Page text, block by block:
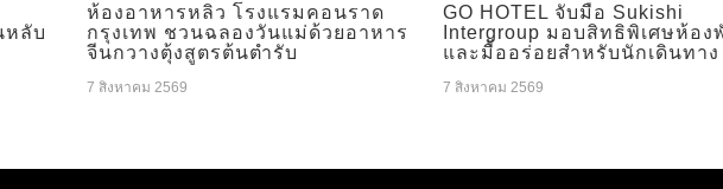
หลับ
ห้องอาหารหลิว โรงแรมคอนราด
กรุงเทพ ชวนฉลองวันแม่ด้วยอาหาร
จีนกวางตุ้งสูตรต้นตำรับ
7 สิงหาคม 2569
GO HOTEL จับมือ Sukishi
Intergroup มอบสิทธิพิเศษห้อง
และมื้ออร่อยสำหรับนักเดินทาง
7 สิงหาคม 2569